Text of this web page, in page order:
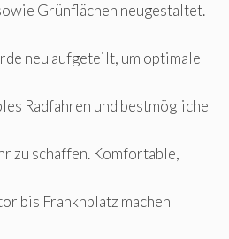
Grünflächen neugestaltet.
neu aufgeteilt, um optimale
Radfahren und bestmögliche
zu schaffen. Komfortable,
bis Frankhplatz machen